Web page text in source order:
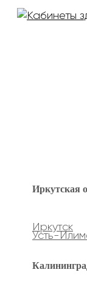
Иркутская
Иркутск
Усть-